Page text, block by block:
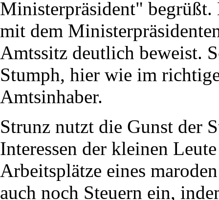
Ministerpräsident"
mit dem
Amtssitz deutlich beweist.
Stumph, hier wie im
Amtsinhaber.
Strunz nutzt die Gunst der
Interessen der kleinen
Arbeitsplätze eines
auch noch Steuern ein,